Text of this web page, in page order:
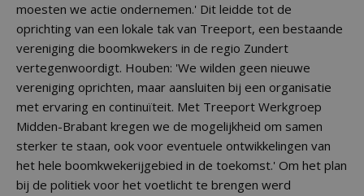
moesten we actie ondernemen.' Dit leidde tot de
oprichting van een lokale tak van Treeport, een bestaande
vereniging die boomkwekers in de regio Zundert
vertegenwoordigt. Houben: 'We wilden geen nieuwe
vereniging oprichten, maar aansluiten bij een organisatie
met ervaring en continuïteit. Met Treeport Werkgroep
Midden-Brabant kregen we de mogelijkheid om samen
sterker te staan, ook voor eventuele ontwikkelingen van
het hele boomkwekerijgebied in de toekomst.' Om het plan
bij de politiek voor het voetlicht te brengen werd